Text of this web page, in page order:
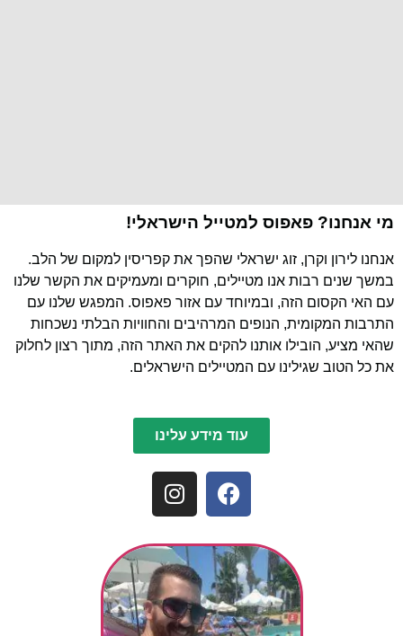
מי אנחנו? פאפוס למטייל הישראלי!
אנחנו לירון וקרן, זוג ישראלי שהפך את קפריסין למקום של הלב.
במשך שנים רבות אנו מטיילים, חוקרים ומעמיקים את הקשר שלנו
עם האי הקסום הזה, ובמיוחד עם אזור פאפוס. המפגש שלנו עם
התרבות המקומית, הנופים המרהיבים והחוויות הבלתי נשכחות
שהאי מציע, הובילו אותנו להקים את האתר הזה, מתוך רצון לחלוק
את כל הטוב שגילינו עם המטיילים הישראלים.
עוד מידע עלינו